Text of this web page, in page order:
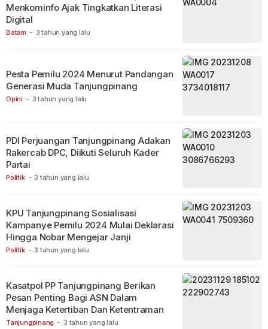
Batam - 3 tahun yang lalu
Menkominfo Ajak Tingkatkan Literasi
Digital
Opini - 3 tahun yang lalu
Pesta Pemilu 2024 Menurut Pandangan
Generasi Muda Tanjungpinang
Politik - 3 tahun yang lalu
PDI Perjuangan Tanjungpinang Adakan
Rakercab DPC, Diikuti Seluruh Kader
Partai
Politik - 3 tahun yang lalu
KPU Tanjungpinang Sosialisasi
Kampanye Pemilu 2024 Mulai Deklarasi
Hingga Nobar Mengejar Janji
Tanjungpinang - 3 tahun yang lalu
Kasatpol PP Tanjungpinang Berikan
Pesan Penting Bagi ASN Dalam
Menjaga Ketertiban Dan Ketentraman